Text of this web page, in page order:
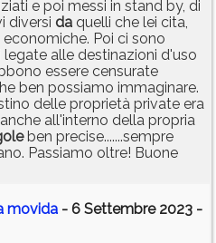
e poi messi in stand by, di
diversi da quelli che lei cita,
Poi ci sono
alle destinazioni d'uso
essere censurate
ben possiamo immaginare.
delle proprietà private era
all'interno della propria
ben precise.......sempre
Passiamo oltre! Buone
movida - 6 Settembre 2023 -